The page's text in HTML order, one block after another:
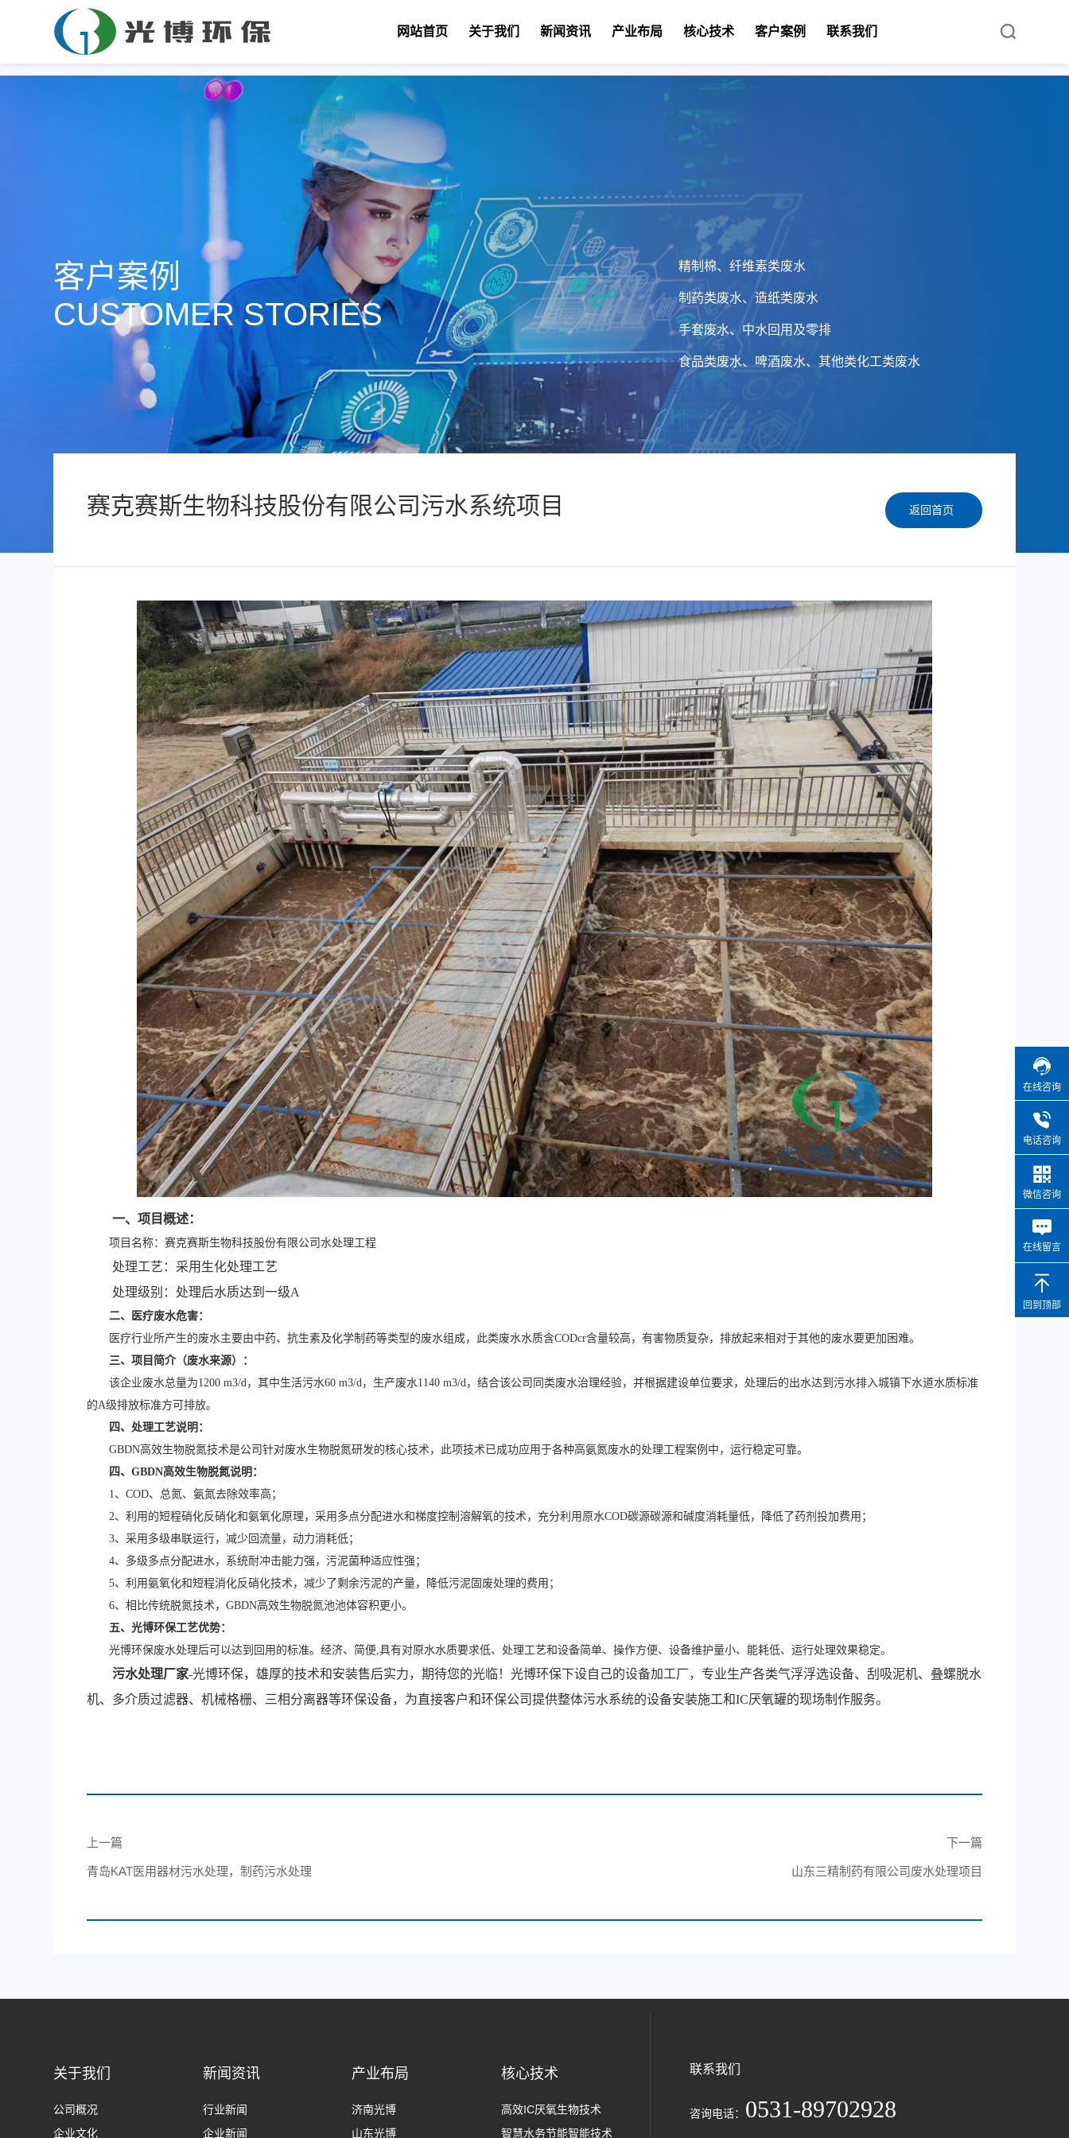
网站首页 关于我们 新闻资讯 产业布局 核心技术 客户案例 联系我们
客户案例
CUSTOMER STORIES
精制棉、纤维素类废水
制药类废水、造纸类废水
手套废水、中水回用及零排
食品类废水、啤酒废水、其他类化工类废水
赛克赛斯生物科技股份有限公司污水系统项目 返回首页
一、项目概述：
项目名称：赛克赛斯生物科技股份有限公司水处理工程
处理工艺：采用生化处理工艺
处理级别：处理后水质达到一级A
二、医疗废水危害：
医疗行业所产生的废水主要由中药、抗生素及化学制药等类型的废水组成，此类废水水质含CODcr含量较高，有害物质复杂，排放起来相对于其他的废水要更加困难。
三、项目简介（废水来源）：
该企业废水总量为1200 m3/d，其中生活污水60 m3/d，生产废水1140 m3/d，结合该公司同类废水治理经验，并根据建设单位要求，处理后的出水达到污水排入城镇下水道水质标准
的A级排放标准方可排放。
四、处理工艺说明：
GBDN高效生物脱氮技术是公司针对废水生物脱氮研发的核心技术，此项技术已成功应用于各种高氨氮废水的处理工程案例中，运行稳定可靠。
四、GBDN高效生物脱氮说明：
1、COD、总氮、氨氮去除效率高；
2、利用的短程硝化反硝化和氨氧化原理，采用多点分配进水和梯度控制溶解氧的技术，充分利用原水COD碳源碳源和碱度消耗量低，降低了药剂投加费用；
3、采用多级串联运行，减少回流量，动力消耗低；
4、多级多点分配进水，系统耐冲击能力强，污泥菌种适应性强；
5、利用氨氧化和短程消化反硝化技术，减少了剩余污泥的产量，降低污泥固废处理的费用；
6、相比传统脱氮技术，GBDN高效生物脱氮池池体容积更小。
五、光博环保工艺优势：
光博环保废水处理后可以达到回用的标准。经济、简便,具有对原水水质要求低、处理工艺和设备简单、操作方便、设备维护量小、能耗低、运行处理效果稳定。
污水处理厂家-光博环保，雄厚的技术和安装售后实力，期待您的光临！光博环保下设自己的设备加工厂，专业生产各类气浮浮选设备、刮吸泥机、叠螺脱水
机、多介质过滤器、机械格栅、三相分离器等环保设备，为直接客户和环保公司提供整体污水系统的设备安装施工和IC厌氧罐的现场制作服务。
上一篇
青岛KAT医用器材污水处理，制药污水处理
下一篇
山东三精制药有限公司废水处理项目
关于我们
公司概况
企业文化
新闻资讯
行业新闻
企业新闻
产业布局
济南光博
山东光博
核心技术
高效IC厌氧生物技术
智慧水务节能智能技术
联系我们
咨询电话： 0531-89702928
在线咨询
电话咨询
微信咨询
在线留言
回到顶部